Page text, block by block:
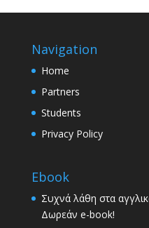
Navigation
Home
Partners
Students
Privacy Policy
Ebook
Συχνά λάθη στα
Δωρεάν e-book!